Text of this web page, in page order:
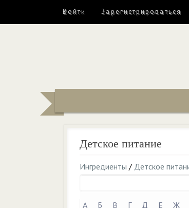
Войти Зарегистрироваться
Детское питание
Ингредиенты / Детское
А Б В Г Д Е Ж